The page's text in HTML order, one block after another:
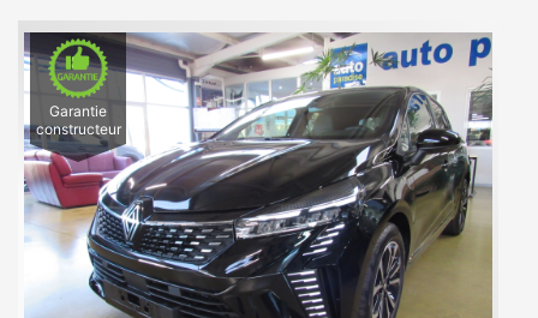
Garantie
constructeur